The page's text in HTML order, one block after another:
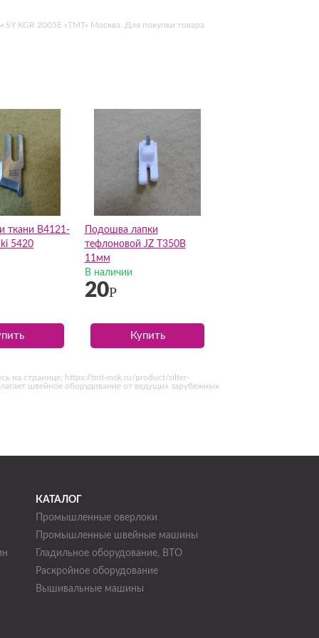
KGR 2005E «ТМТ» Москва. Для покупки товара
ткани B4121-
5420
Подошва лапки
тефлоновой JZ T350B
11мм
В наличии
20Р
Купить
на странице: https://tmt-msk.ru/product/silter-
швейное оборудование от ведущих зарубежных
КАТАЛОГ
Промышленные оверлоки
Промышленные швейные машины
Гладильное оборудование, ВТО
Раскройное оборудование
Вышивальные машины